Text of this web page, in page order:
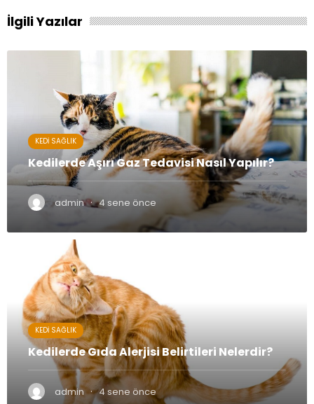
İlgili Yazılar
KEDI SAĞLIK
Kedilerde Aşırı Gaz Tedavisi Nasıl Yapılır?
admin · 4 sene önce
KEDI SAĞLIK
Kedilerde Gıda Alerjisi Belirtileri Nelerdir?
admin · 4 sene önce